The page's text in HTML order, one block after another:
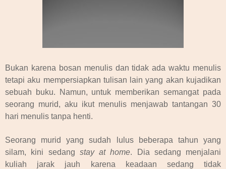
Bukan karena bosan menulis dan tidak ada waktu menulis
tetapi aku mempersiapkan tulisan lain yang akan kujadikan
sebuah buku. Namun, untuk memberikan semangat pada
seorang murid, aku ikut menulis menjawab tantangan 30
hari menulis tanpa henti.
Seorang murid yang sudah lulus beberapa tahun yang
silam, kini sedang stay at home. Dia sedang menjalani
kuliah jarak jauh karena keadaan sedang tidak